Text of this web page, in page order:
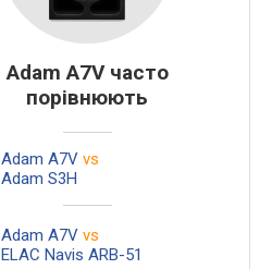
Adam A7V часто
порівнюють
Adam A7V vs
Adam S3H
Adam A7V vs
ELAC Navis ARB-51